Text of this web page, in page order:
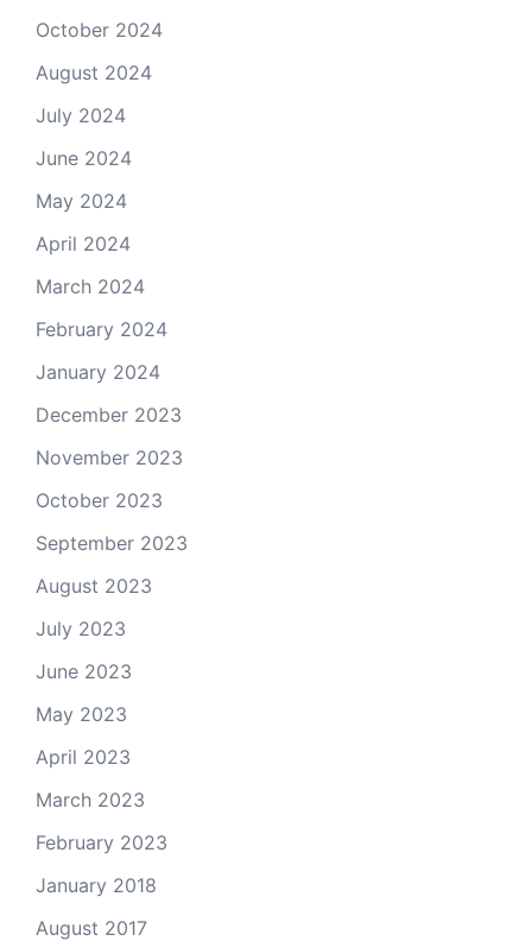
October 2024
August 2024
July 2024
June 2024
May 2024
April 2024
March 2024
February 2024
January 2024
December 2023
November 2023
October 2023
September 2023
August 2023
July 2023
June 2023
May 2023
April 2023
March 2023
February 2023
January 2018
August 2017